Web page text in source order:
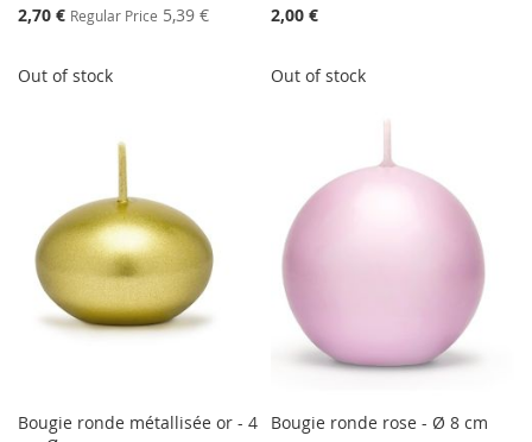
Special
Price
2,70 € Regular Price 5,39 €
Out of stock
2,00 €
Out of stock
Bougie ronde métallisée or - 4
Bougie ronde rose - Ø 8 cm